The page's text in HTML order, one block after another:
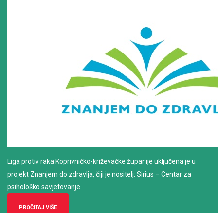
Liga protiv raka Koprivničko-križevačke županije uključena je u
projekt Znanjem do zdravlja, čiji je nositelj: Sirius – Centar za
psihološko savjetovanje
PROČITAJ VIŠE